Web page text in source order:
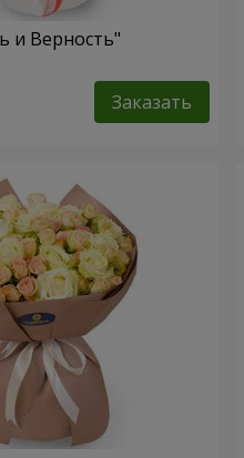
и Верность"
Заказать